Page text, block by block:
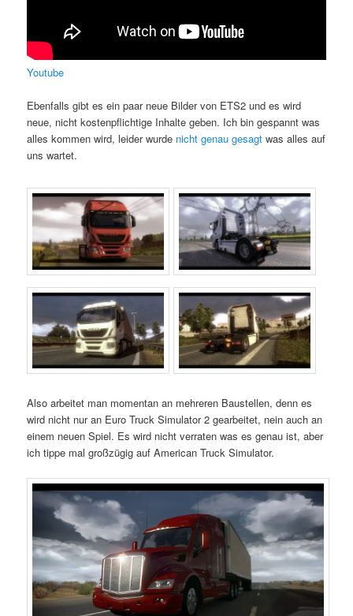
Youtube
Ebenfalls gibt es ein paar neue Bilder von ETS2 und es wird
neue, nicht kostenpflichtige Inhalte geben. Ich bin gespannt was
alles kommen wird, leider wurde nicht genau gesagt was alles auf
uns wartet.
Also arbeitet man momentan an mehreren Baustellen, denn es
wird nicht nur an Euro Truck Simulator 2 gearbeitet, nein auch an
einem neuen Spiel. Es wird nicht verraten was es genau ist, aber
ich tippe mal großzügig auf American Truck Simulator.